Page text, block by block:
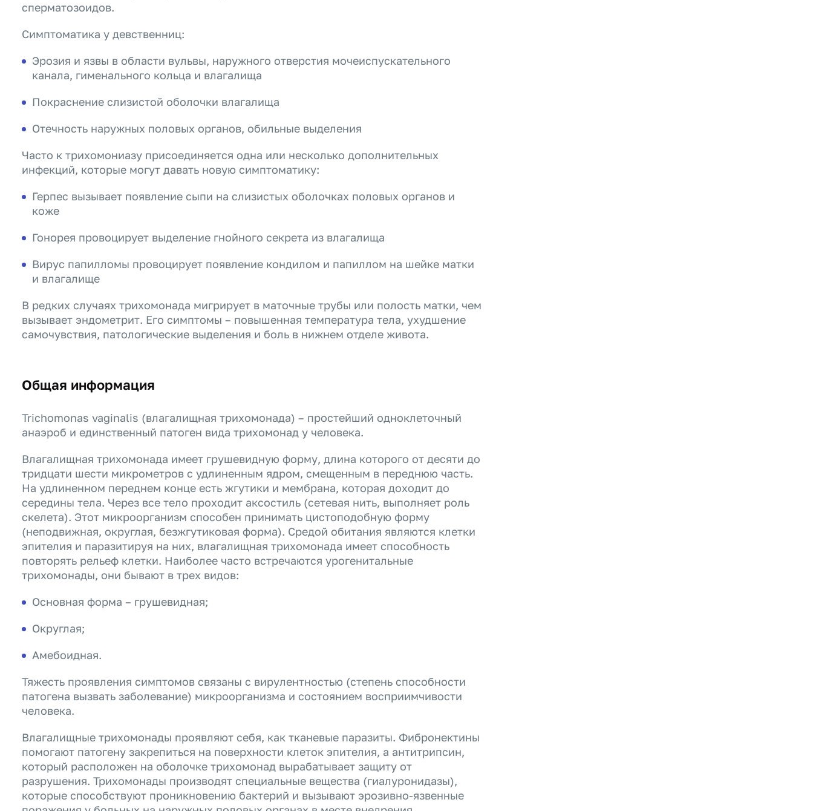
сперматозоидов.
Симптоматика у девственниц:
Эрозия и язвы в области вульвы, наружного отверстия мочеиспускательного
канала, гименального кольца и влагалища
Покраснение слизистой оболочки влагалища
Отечность наружных половых органов, обильные выделения
Часто к трихомониазу присоединяется одна или несколько дополнительных
инфекций, которые могут давать новую симптоматику:
Герпес вызывает появление сыпи на слизистых оболочках половых органов и
коже
Гонорея провоцирует выделение гнойного секрета из влагалища
Вирус папилломы провоцирует появление кондилом и папиллом на шейке матки
и влагалище
В редких случаях трихомонада мигрирует в маточные трубы или полость матки, чем
вызывает эндометрит. Его симптомы – повышенная температура тела, ухудшение
самочувствия, патологические выделения и боль в нижнем отделе живота.
Общая информация
Trichomonas vaginalis (влагалищная трихомонада) – простейший одноклеточный
анаэроб и единственный патоген вида трихомонад у человека.
Влагалищная трихомонада имеет грушевидную форму, длина которого от десяти до
тридцати шести микрометров с удлиненным ядром, смещенным в переднюю часть.
На удлиненном переднем конце есть жгутики и мембрана, которая доходит до
середины тела. Через все тело проходит аксостиль (сетевая нить, выполняет роль
скелета). Этот микроорганизм способен принимать цистоподобную форму
(неподвижная, округлая, безжгутиковая форма). Средой обитания являются клетки
эпителия и паразитируя на них, влагалищная трихомонада имеет способность
повторять рельеф клетки. Наиболее часто встречаются урогенитальные
трихомонады, они бывают в трех видов:
Основная форма – грушевидная;
Округлая;
Амебоидная.
Тяжесть проявления симптомов связаны с вирулентностью (степень способности
патогена вызвать заболевание) микроорганизма и состоянием восприимчивости
человека.
Влагалищные трихомонады проявляют себя, как тканевые паразиты. Фибронектины
помогают патогену закрепиться на поверхности клеток эпителия, а антитрипсин,
который расположен на оболочке трихомонад вырабатывает защиту от
разрушения. Трихомонады производят специальные вещества (гиалуронидазы),
которые способствуют проникновению бактерий и вызывают эрозивно-язвенные